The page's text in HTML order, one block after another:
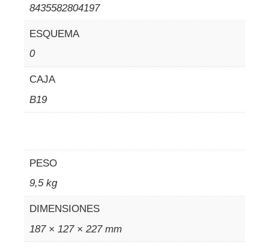
8435582804197
ESQUEMA
0
CAJA
B19
PESO
9,5 kg
DIMENSIONES
187 × 127 × 227 mm